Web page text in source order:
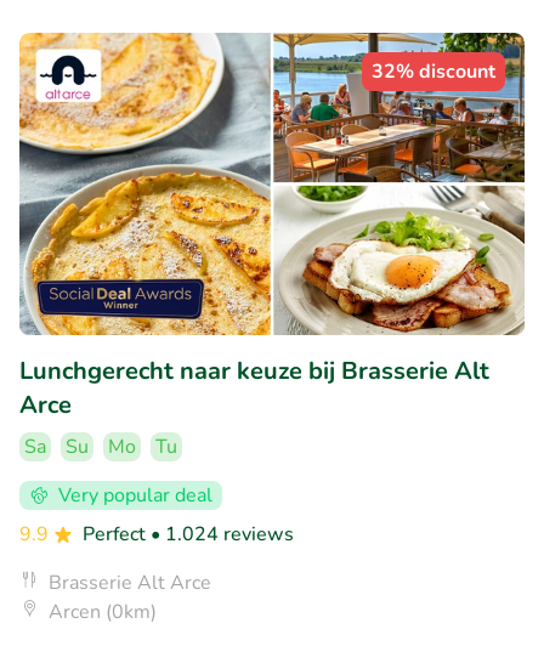
32% discount
Lunchgerecht naar keuze bij Brasserie Alt
Arce
Sa Su Mo
Tu
Very popular deal
9.9
Perfect • 1.024 reviews
Brasserie Alt Arce
Arcen (0km)